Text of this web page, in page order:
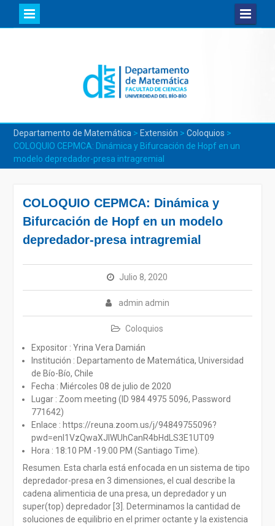
Departamento de Matemática > Extensión > Coloquios >
COLOQUIO CEPMCA: Dinámica y Bifurcación de Hopf en un
modelo depredador-presa intragremial
COLOQUIO CEPMCA: Dinámica y
Bifurcación de Hopf en un modelo
depredador-presa intragremial
Julio 8, 2020
admin admin
Coloquios
Expositor : Yrina Vera Damián
Institución : Departamento de Matemática, Universidad
de Bío-Bío, Chile
Fecha : Miércoles 08 de julio de 2020
Lugar : Zoom meeting (ID 984 4975 5096, Password
771642)
Enlace : https://reuna.zoom.us/j/94849755096?
pwd=enl1VzQwaXJlWUhCanR4bHdLS3E1UT09
Hora : 18:10 PM -19:00 PM (Santiago Time).
Resumen. Esta charla está enfocada en un sistema de tipo
depredador-presa en 3 dimensiones, el cual describe la
cadena alimenticia de una presa, un depredador y un
super(top) depredador [3]. Determinamos la cantidad de
soluciones de equilibrio en el primer octante y la existencia